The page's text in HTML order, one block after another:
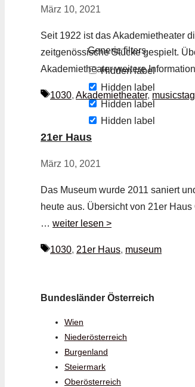
Generic filters
Hidden label
Hidden label
Hidden label
Hidden label
März 10, 2021
Seit 1922 ist das Akademietheater
zeitgenössische Stücke gespielt.
Akademietheater weitere
Schlagwörter
1030, Akademietheater,
21er Haus
März 10, 2021
Das Museum wurde 2011 saniert
heute aus. Übersicht von 21er
… weiter lesen >
Schlagwörter
1030, 21er Haus, museum
Bundesländer Österreich
Wien
Niederösterreich
Burgenland
Steiermark
Oberösterreich